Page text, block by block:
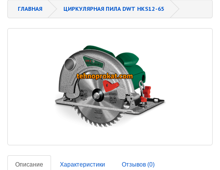
ГЛАВНАЯ ЦИРКУЛЯРНАЯ ПИЛА DWT HKS12-65
Описание Характеристики Отзывов (0)